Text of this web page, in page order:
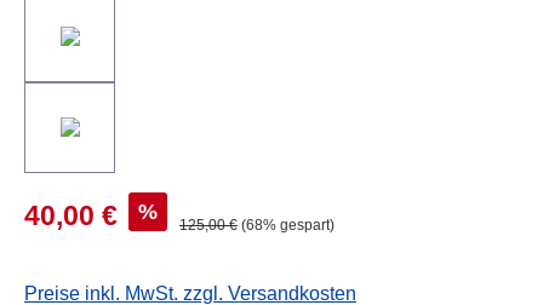
40,00 € %
125,00 € (68% gespart)
Preise inkl. MwSt. zzgl. Versandkosten